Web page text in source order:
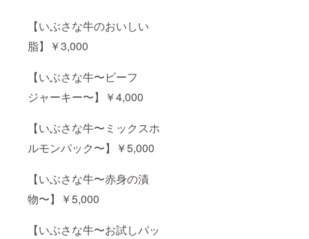
【いぶさな牛のおいしい
脂】￥3,000
【いぶさな牛〜ビーフ
ジャーキー〜】￥4,000
【いぶさな牛〜ミックスホ
ルモンパック〜】￥5,000
【いぶさな牛〜赤身の漬
物〜】￥5,000
【いぶさな牛〜お試しパッ